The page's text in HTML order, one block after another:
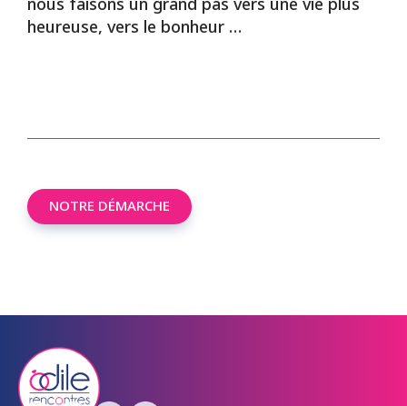
nous faisons un grand pas vers une vie plus
heureuse, vers le bonheur …
NOTRE DÉMARCHE